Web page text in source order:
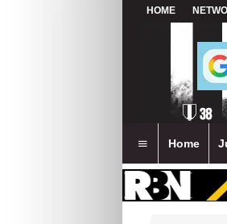
HOME
Home